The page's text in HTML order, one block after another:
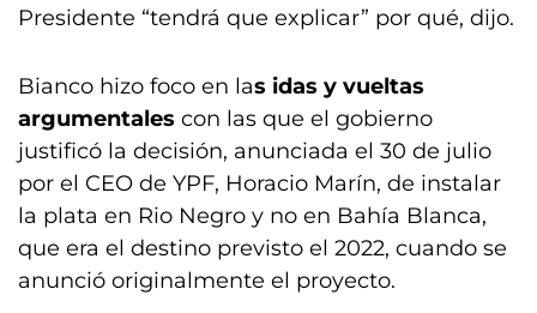
Presidente “tendrá que explicar” por qué, dijo.
Bianco hizo foco en las idas y vueltas
argumentales con las que el gobierno
justificó la decisión, anunciada el 30 de julio
por el CEO de YPF, Horacio Marín, de instalar
la plata en Rio Negro y no en Bahía Blanca,
que era el destino previsto el 2022, cuando se
anunció originalmente el proyecto.